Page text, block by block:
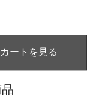
カートを見る